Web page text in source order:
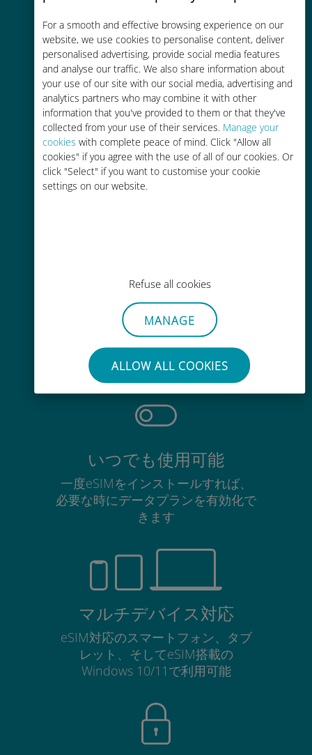
For a smooth and effective browsing experience on our
website, we use cookies to personalise content, deliver
personalised advertising, provide social media features
and analyse our traffic. We also share information about
your use of our site with our social media, advertising and
analytics partners who may combine it with other
information that you've provided to them or that they've
collected from your use of their services. Manage your
cookies with complete peace of mind. Click "Allow all
cookies" if you agree with the use of all of our cookies. Or
click "Select" if you want to customise your cookie
settings on our website.
Refuse all cookies
MANAGE
ALLOW ALL COOKIES
お客様が普段お使いのキャリアでロ
ーミングサービスを使った場合に比
べて最大で90％の節約が可能です。
かんたん追加購入
Wi-Fiやデータ残量がなくても、
手間いらず
使用中のSIMカードを抜き差しする
必要はありません
いつでも使用可能
一度eSIMをインストールすれば、
必要な時にデータプランを有効化で
きます
マルチデバイス対応
eSIM対応のスマートフォン、タブ
レット、そしてeSIM搭載の
Windows 10/11で利用可能